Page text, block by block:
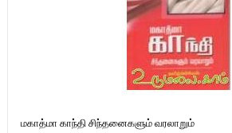
மகாத்மா காந்தி சிந்தனைகளும் வரலாறும்